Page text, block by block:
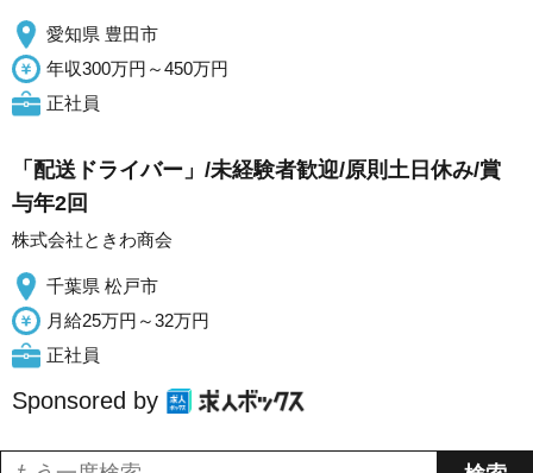
愛知県 豊田市
年収300万円～450万円
正社員
「配送ドライバー」/未経験者歓迎/原則土日休み/賞
与年2回
株式会社ときわ商会
千葉県 松戸市
月給25万円～32万円
正社員
Sponsored by